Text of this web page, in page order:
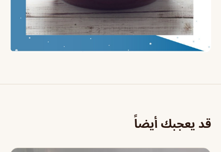
قد يعجبك أيضاً